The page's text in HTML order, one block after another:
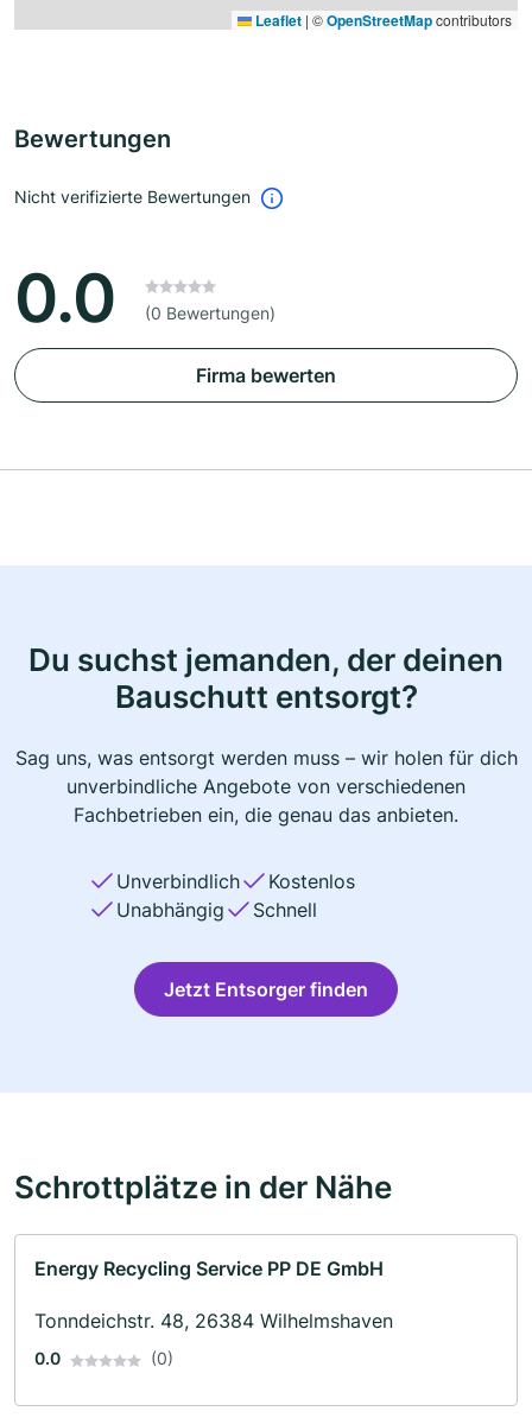
Leaflet | ©OpenStreetMapcontributors
Bewertungen
Nicht verifizierte Bewertungen
0.0 (0 Bewertungen)
Firma bewerten
Du suchst jemanden, der deinen
Bauschutt entsorgt?
Sag uns, was entsorgt werden muss – wir holen für dich
unverbindliche Angebote von verschiedenen
Fachbetrieben ein, die genau das anbieten.
Unverbindlich
Kostenlos
Unabhängig
Schnell
Jetzt Entsorger finden
Schrottplätze in der Nähe
Energy Recycling Service PP DE GmbH
Tonndeichstr. 48, 26384 Wilhelmshaven
0.0 (0)